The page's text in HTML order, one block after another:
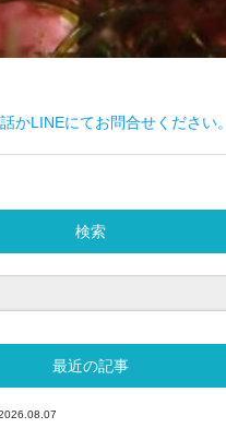
かLINEにてお問合せください。
検索
最近の記事